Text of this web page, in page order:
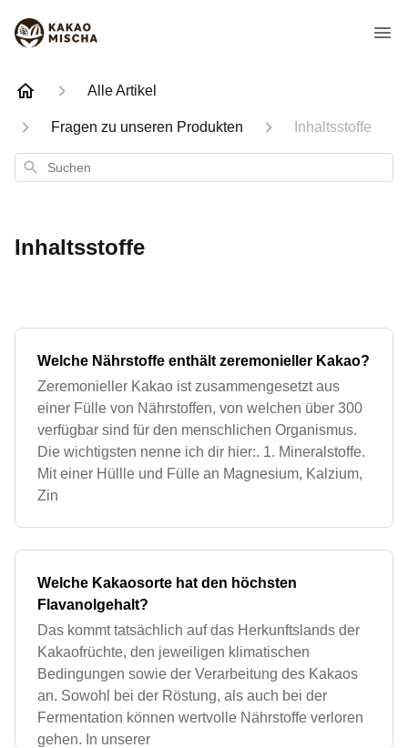
Alle Artikel
Fragen zu unseren Produkten Inhaltsstoffe
Suchen
Inhaltsstoffe
Welche Nährstoffe enthält zeremonieller Kakao?
Zeremonieller Kakao ist zusammengesetzt aus
einer Fülle von Nährstoffen, von welchen über 300
verfügbar sind für den menschlichen Organismus.
Die wichtigsten nenne ich dir hier:. 1. Mineralstoffe.
Mit einer Hüllle und Fülle an Magnesium, Kalzium,
Zin
Welche Kakaosorte hat den höchsten
Flavanolgehalt?
Das kommt tatsächlich auf das Herkunftslands der
Kakaofrüchte, den jeweiligen klimatischen
Bedingungen sowie der Verarbeitung des Kakaos
an. Sowohl bei der Röstung, als auch bei der
Fermentation können wertvolle Nährstoffe verloren
gehen. In unserer